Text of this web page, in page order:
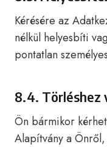
Kérésére az
nélkül helyesbíti
pontatlan
8.4. Törléshez
Ön bármikor
Alapítvány a